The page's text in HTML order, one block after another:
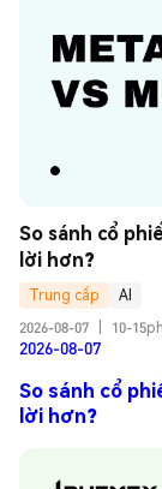
So sánh cổ
lời hơn?
Trung cấp
AI
2026-08-07
10-
2026-08-07
So sánh cổ
lời hơn?